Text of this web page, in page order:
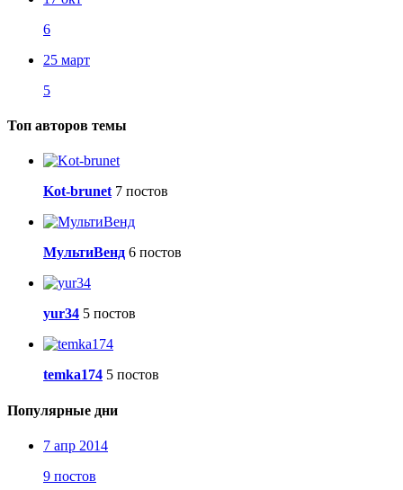
6
25 март
5
Топ авторов темы
Kot-brunet 7 постов
МультиВенд 6 постов
yur34 5 постов
temka174 5 постов
Популярные дни
7 апр 2014
9 постов